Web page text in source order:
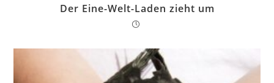
Der Eine-Welt-Laden zieht um